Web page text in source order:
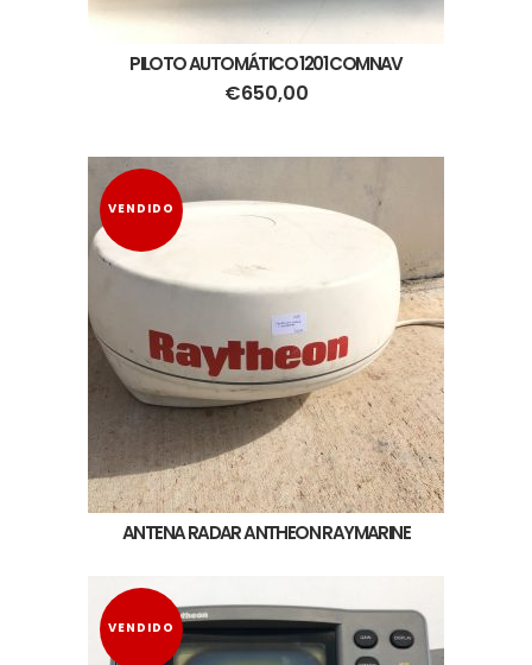
PILOTO AUTOMÁTICO 1201 COMNAV
€650,00
VENDIDO
ANTENA RADAR ANTHEON RAYMARINE
VENDIDO